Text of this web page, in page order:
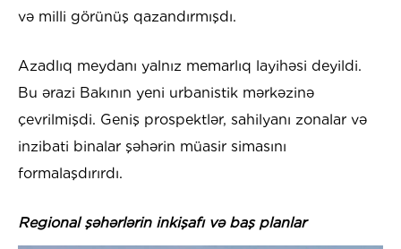
və milli görünüş qazandırmışdı.
Azadlıq meydanı yalnız memarlıq layihəsi deyildi.
Bu ərazi Bakının yeni urbanistik mərkəzinə
çevrilmişdi. Geniş prospektlər, sahilyanı zonalar və
inzibati binalar şəhərin müasir simasını
formalaşdırırdı.
Regional şəhərlərin inkişafı və baş planlar